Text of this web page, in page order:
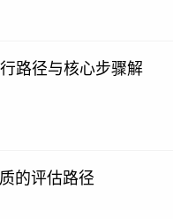
路径与核心步骤解
的评估路径